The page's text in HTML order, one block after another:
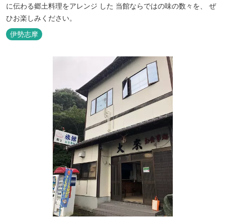
に伝わる郷土料理をアレンジ した 当館ならではの味の数々を、 ぜ
ひお楽しみください。
伊勢志摩